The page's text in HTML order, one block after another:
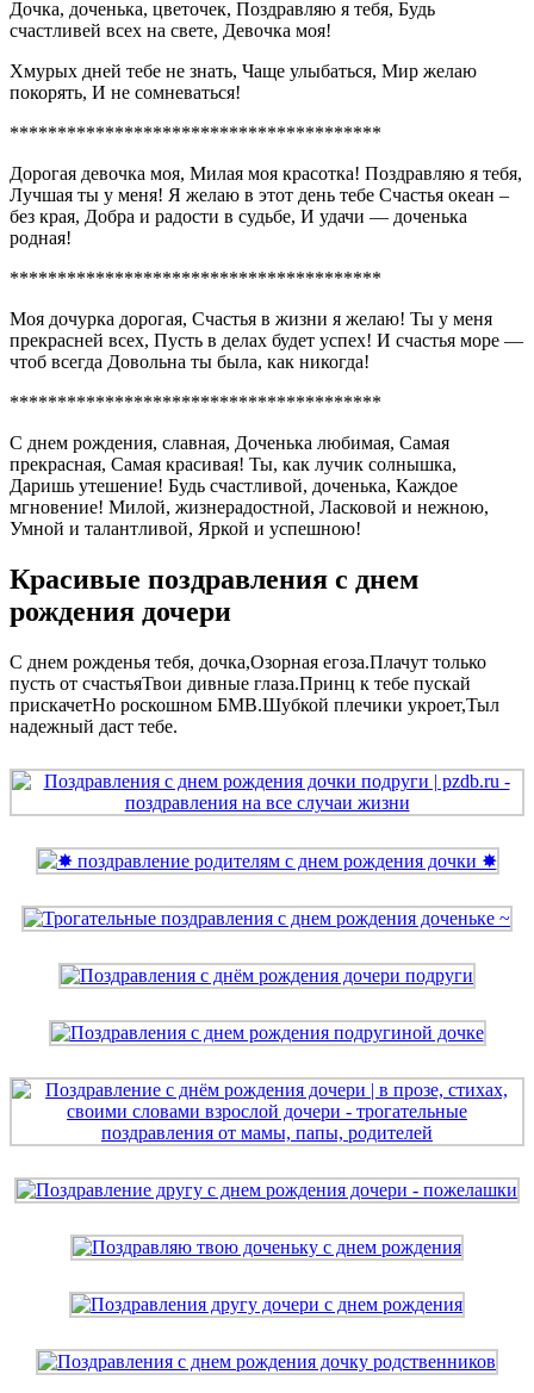
Дочка, доченька, цветочек, Поздравляю я тебя, Будь
счастливей всех на свете, Девочка моя!
Хмурых дней тебе не знать, Чаще улыбаться, Мир желаю
покорять, И не сомневаться!
***************************************
Дорогая девочка моя, Милая моя красотка! Поздравляю я тебя,
Лучшая ты у меня! Я желаю в этот день тебе Счастья океан –
без края, Добра и радости в судьбе, И удачи — доченька
родная!
***************************************
Моя дочурка дорогая, Счастья в жизни я желаю! Ты у меня
прекрасней всех, Пусть в делах будет успех! И счастья море —
чтоб всегда Довольна ты была, как никогда!
***************************************
С днем рождения, славная, Доченька любимая, Самая
прекрасная, Самая красивая! Ты, как лучик солнышка,
Даришь утешение! Будь счастливой, доченька, Каждое
мгновение! Милой, жизнерадостной, Ласковой и нежною,
Умной и талантливой, Яркой и успешною!
Красивые поздравления с днем
рождения дочери
С днем рожденья тебя, дочка,Озорная егоза.Плачут только
пусть от счастьяТвои дивные глаза.Принц к тебе пускай
прискачетНо роскошном БМВ.Шубкой плечики укроет,Тыл
надежный даст тебе.